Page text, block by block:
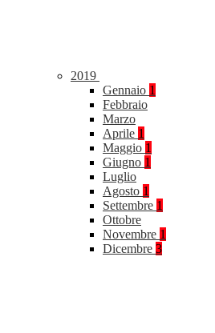
2019
Gennaio 1
Febbraio
Marzo
Aprile 1
Maggio 1
Giugno 1
Luglio
Agosto 1
Settembre 1
Ottobre
Novembre 1
Dicembre 3